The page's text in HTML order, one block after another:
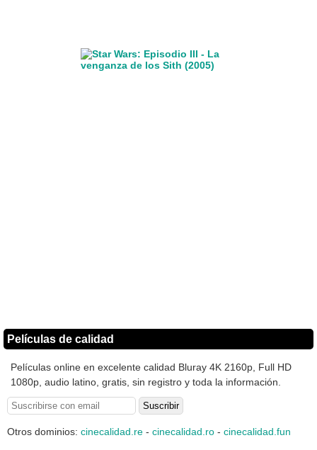
Películas de calidad
Películas online en excelente calidad Bluray 4K 2160p, Full HD
1080p, audio latino, gratis, sin registro y toda la información.
Otros dominios: cinecalidad.re - cinecalidad.ro - cinecalidad.fun